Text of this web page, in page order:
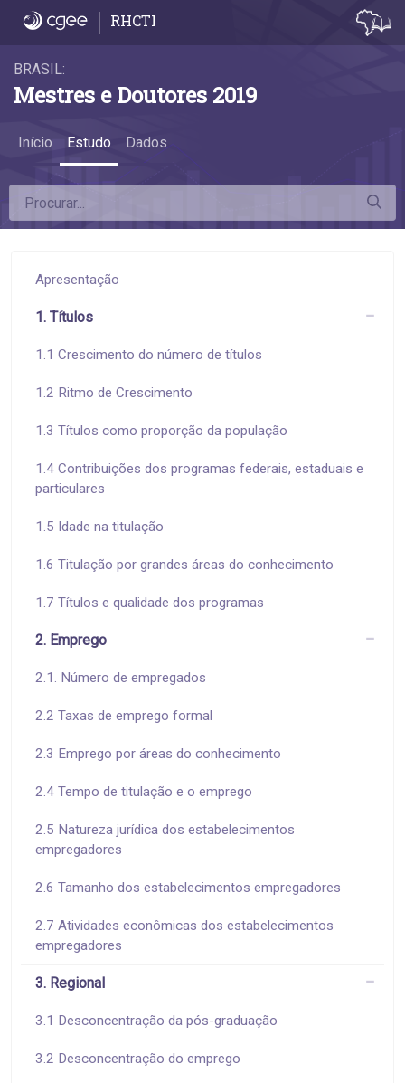
1.3 Títulos como proporção da população
RHCTI
BRASIL:
Mestres e Doutores 2019
Início Estudo Dados
Apresentação
1. Títulos
1.1 Crescimento do número de títulos
1.2 Ritmo de Crescimento
1.3 Títulos como proporção da população
1.4 Contribuições dos programas federais, estaduais e
particulares
1.5 Idade na titulação
1.6 Titulação por grandes áreas do conhecimento
1.7 Títulos e qualidade dos programas
2. Emprego
2.1. Número de empregados
2.2 Taxas de emprego formal
2.3 Emprego por áreas do conhecimento
2.4 Tempo de titulação e o emprego
2.5 Natureza jurídica dos estabelecimentos
empregadores
2.6 Tamanho dos estabelecimentos empregadores
2.7 Atividades econômicas dos estabelecimentos
empregadores
3. Regional
3.1 Desconcentração da pós-graduação
3.2 Desconcentração do emprego